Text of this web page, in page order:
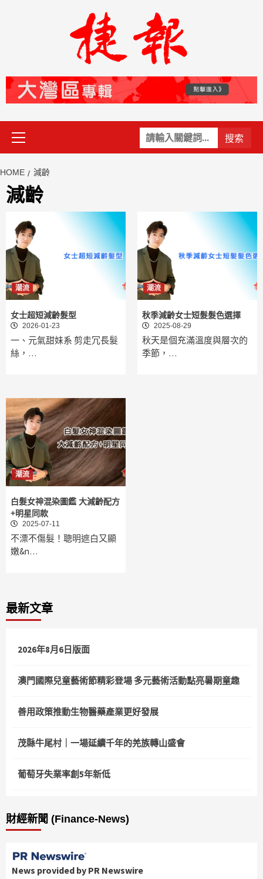
關
鍵
Primary
Menu
HOME 減齡
減齡
潮流
女士超短減齡髮型
2026-01-23
一、元氣甜妹系 剪走冗長髮
絲，…
潮流
秋季減齡女士短髮髮色選擇
2025-08-29
秋天是個充滿溫度與層次的
季節，…
潮流
白髮女神混染圖鑑 大減齡配方
+明星同款
2025-07-11
不漂不傷髮！聰明遮白又顯
嫩&n…
最新文章
2026年8月6日版面
澳門國際兒童藝術節精彩登場 多元藝術活動點亮暑期童趣
善用政策推動生物醫藥產業更好發展
茂縣牛尾村｜一場延續千年的羌族轉山盛會
葡萄牙失業率創5年新低
財經新聞 (Finance-News)
News provided by PR Newswire